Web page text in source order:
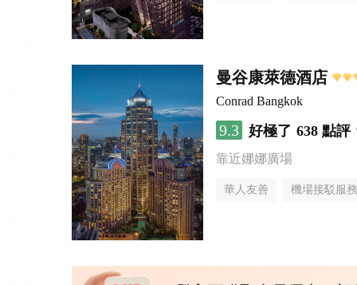
曼谷康萊德酒店
Conrad Bangkok
9.3 好極了 638 點評
靠近娜娜廣場
華人友善 機場接駁服務